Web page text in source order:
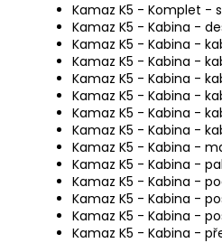
Kamaz K5 - Komplet -
Kamaz K5 - Kabina -
Kamaz K5 - Kabina -
Kamaz K5 - Kabina -
Kamaz K5 - Kabina -
Kamaz K5 - Kabina -
Kamaz K5 - Kabina -
Kamaz K5 - Kabina -
Kamaz K5 - Kabina -
Kamaz K5 - Kabina -
Kamaz K5 - Kabina -
Kamaz K5 - Kabina -
Kamaz K5 - Kabina -
Kamaz K5 - Kabina -